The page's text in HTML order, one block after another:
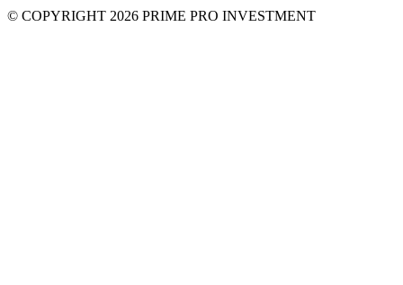
© COPYRIGHT 2026 PRIME PRO INVESTMENT